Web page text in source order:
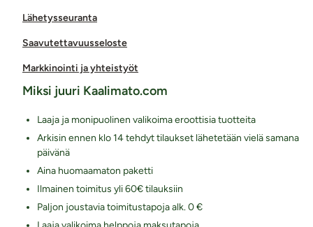
Lähetysseuranta
Saavutettavuusseloste
Markkinointi ja yhteistyöt
Miksi juuri Kaalimato.com
Laaja ja monipuolinen valikoima eroottisia tuotteita
Arkisin ennen klo 14 tehdyt tilaukset lähetetään vielä samana
päivänä
Aina huomaamaton paketti
Ilmainen toimitus yli 60€ tilauksiin
Paljon joustavia toimitustapoja alk. 0 €